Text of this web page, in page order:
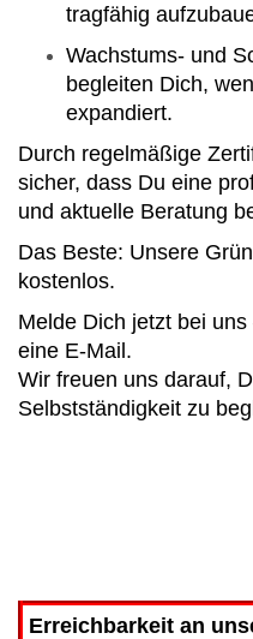
tragfähig
Wachstums- und
begleiten Dich,
expandiert.
Durch regelmäßige
sicher, dass Du eine
und aktuelle Beratung
Das Beste: Unsere
kostenlos.
Melde Dich jetzt bei
eine E-Mail.
Wir freuen uns darauf,
Selbstständigkeit zu
Erreichbarkeit an